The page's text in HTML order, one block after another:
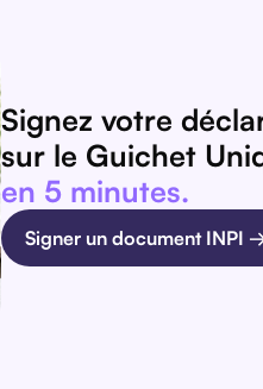
Signez votre
sur le Guichet
en 5 minutes.
Signer un document INPI